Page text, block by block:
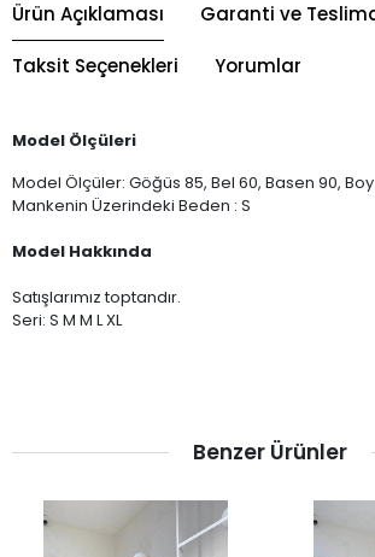
Ürün Açıklaması Garanti ve
Taksit Seçenekleri Yorumlar
Model Ölçüleri
Model Ölçüler: Göğüs 85, Bel 60, Basen 90, Boy
Mankenin Üzerindeki Beden : S
Model Hakkında
Satışlarımız toptandır.
Seri: S M M L XL
Benzer Ürünler